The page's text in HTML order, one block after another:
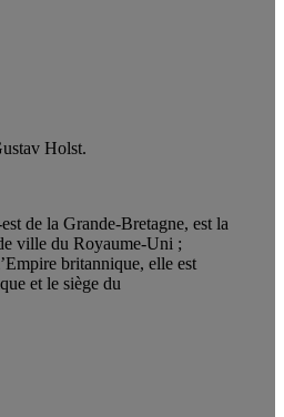
Holst.
de la Grande-Bretagne, est la
ville du Royaume-Uni ;
britannique, elle est
et le siège du